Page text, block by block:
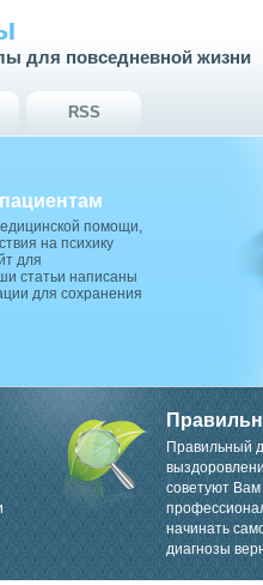
для повседневной жизни
RSS
помощи,
на психику
для
статьи написаны
для сохранения
Правильный
советуют Вам
начинать
диагнозы